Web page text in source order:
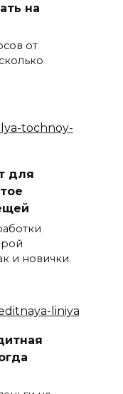
на
от
для
и новички.